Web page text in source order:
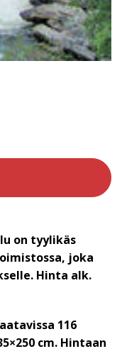
on tyylikäs
joka
Hinta alk.
116
cm. Hintaan